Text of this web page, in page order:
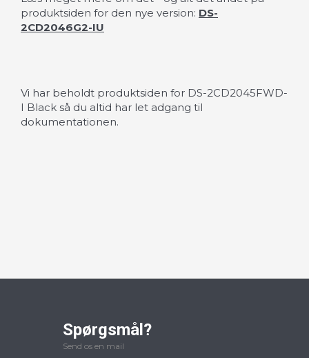
produktsiden for den nye version: DS-
2CD2046G2-IU
Vi har beholdt produktsiden for DS-2CD2045FWD-
I Black så du altid har let adgang til
dokumentationen.
Spørgsmål?
Send os en mail